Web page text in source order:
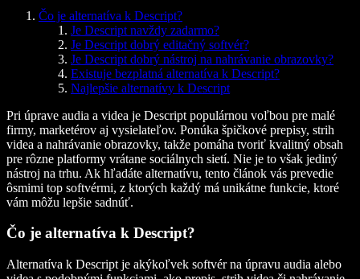
Čo je alternatíva k Descript?
Je Descript navždy zadarmo?
Je Descript dobrý editačný softvér?
Je Descript dobrý nástroj na nahrávanie obrazovky?
Existuje bezplatná alternatíva k Descript?
Najlepšie alternatívy k Descript
Pri úprave audia a videa je Descript populárnou voľbou pre malé
firmy, marketérov aj vysielateľov. Ponúka špičkové prepisy, strih
videa a nahrávanie obrazovky, takže pomáha tvoriť kvalitný obsah
pre rôzne platformy vrátane sociálnych sietí. Nie je to však jediný
nástroj na trhu. Ak hľadáte alternatívu, tento článok vás prevedie
ôsmimi top softvérmi, z ktorých každý má unikátne funkcie, ktoré
vám môžu lepšie sadnúť.
Čo je alternatíva k Descript?
Alternatíva k Descript je akýkoľvek softvér na úpravu audia alebo